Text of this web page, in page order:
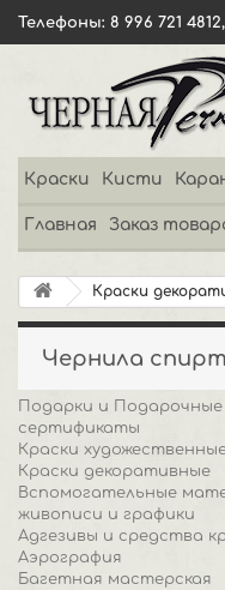
Телефоны: 8 996 721
Краски Кисти
Главная Заказ
Краски
Чернила
Подарки и Подарочные
сертификаты
Краски
Краски декоративные
Вспомогательные
живописи и графики
Адгезивы и средства
Аэрография
Багетная мастерская